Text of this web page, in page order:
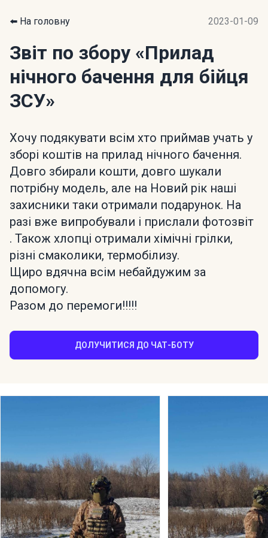
⬅️ На головну 2023-01-09
Звіт по збору «Прилад
нічного бачення для бійця
ЗСУ»
Хочу подякувати всім хто приймав учать у
зборі коштів на прилад нічного бачення.
Довго збирали кошти, довго шукали
потрібну модель, але на Новий рік наші
захисники таки отримали подарунок. На
разі вже випробували і прислали фотозвіт
. Також хлопці отримали хімічні грілки,
різні смаколики, термобілизу.
Щиро вдячна всім небайдужим за
допомогу.
Разом до перемоги!!!!!
ДОЛУЧИТИСЯ ДО ЧАТ-БОТУ